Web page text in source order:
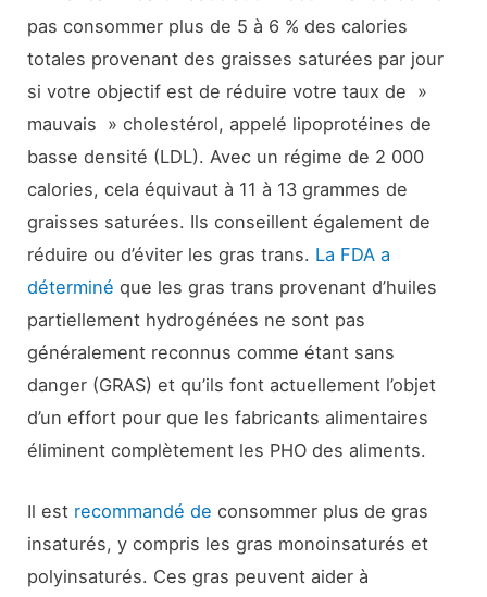
pas consommer plus de 5 à 6 % des calories
totales provenant des graisses saturées par jour
si votre objectif est de réduire votre taux de »
mauvais » cholestérol, appelé lipoprotéines de
basse densité (LDL). Avec un régime de 2 000
calories, cela équivaut à 11 à 13 grammes de
graisses saturées. Ils conseillent également de
réduire ou d’éviter les gras trans. La FDA a
déterminé que les gras trans provenant d’huiles
partiellement hydrogénées ne sont pas
généralement reconnus comme étant sans
danger (GRAS) et qu’ils font actuellement l’objet
d’un effort pour que les fabricants alimentaires
éliminent complètement les PHO des aliments.
Il est recommandé de consommer plus de gras
insaturés, y compris les gras monoinsaturés et
polyinsaturés. Ces gras peuvent aider à